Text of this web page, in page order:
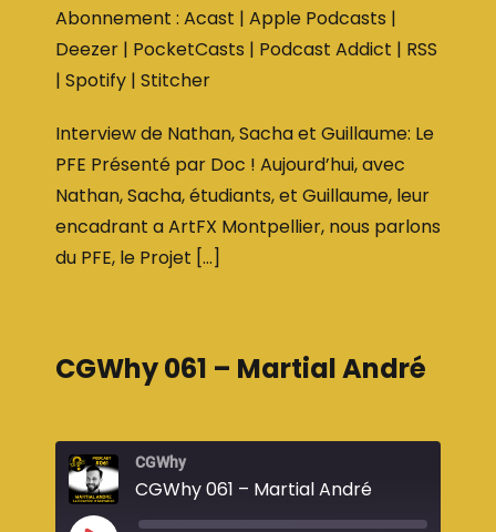
Podcast Addict RSS
Spotify Stitcher
RSS FEED
EMBED
Abonnement : Acast | Apple Podcasts |
Deezer | PocketCasts | Podcast Addict | RSS
| Spotify | Stitcher
Interview de Nathan, Sacha et Guillaume: Le
PFE Présenté par Doc ! Aujourd’hui, avec
Nathan, Sacha, étudiants, et Guillaume, leur
encadrant a ArtFX Montpellier, nous parlons
du PFE, le Projet […]
CGWhy 061 – Martial André
CGWhy
CGWhy 061 – Martial André